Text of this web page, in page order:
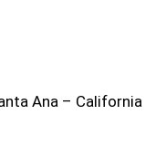
Ana – California